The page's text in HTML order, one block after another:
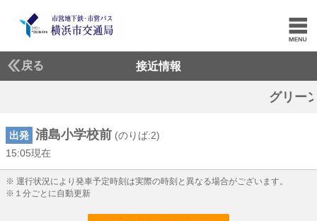
戻る 接近情報
グリーンライン:遅延
出発 浦島小学校前 (のりば:2)
15:05現在
※ 運行状況により発車予定時刻は実際の時刻と異なる場合がございます。
※１分ごとに自動更新